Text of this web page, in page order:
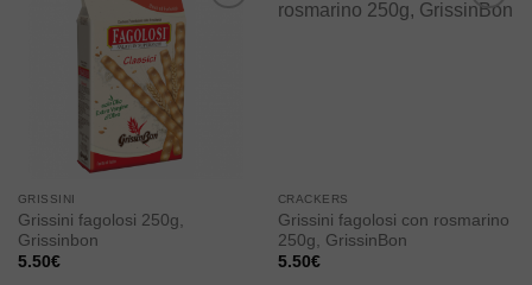
GRISSINI
Grissini fagolosi 250g,
Grissinbon
5.50€
CRACKERS
Grissini fagolosi con rosmarino
250g, GrissinBon
5.50€